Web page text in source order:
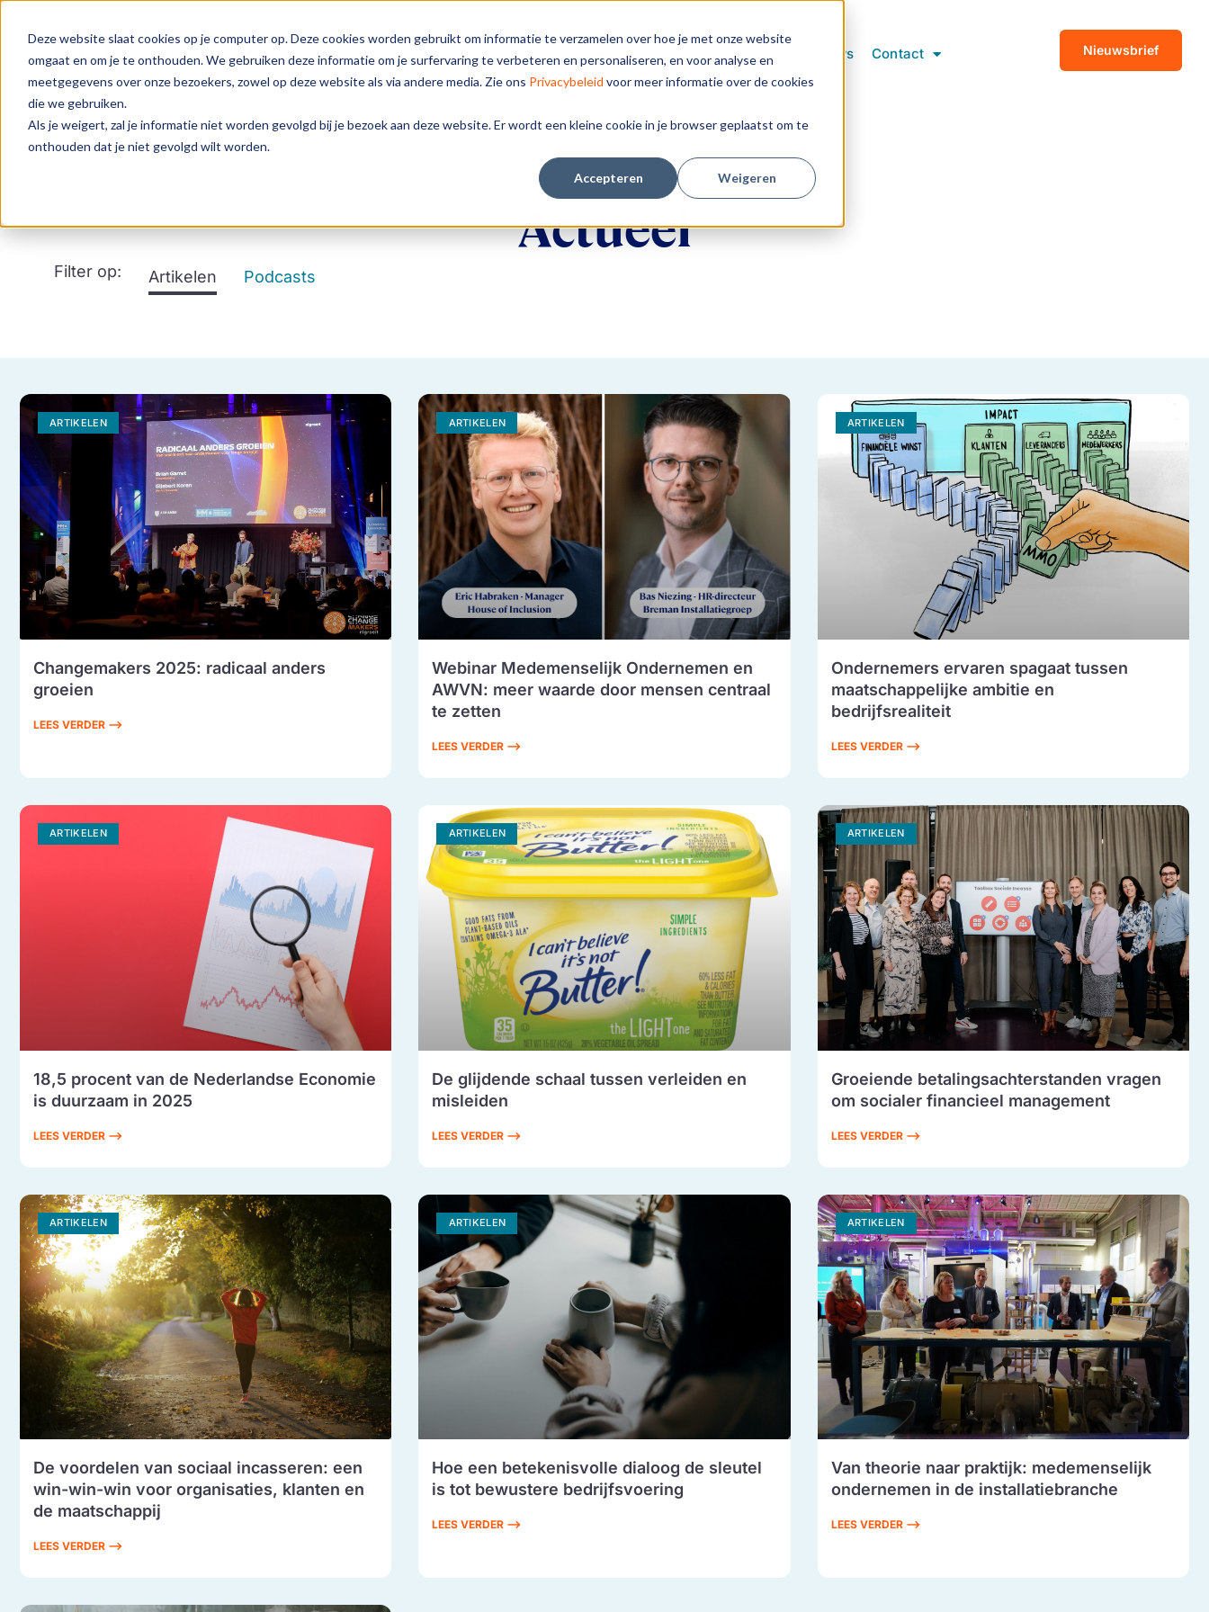
Deze website slaat cookies op je computer op. Deze cookies worden gebruikt om informatie te verzamelen over hoe je met onze website
omgaat en om je te onthouden. We gebruiken deze informatie om je surfervaring te verbeteren en personaliseren, en voor analyse en
meetgegevens over onze bezoekers, zowel op deze website als via andere media. Zie ons Privacybeleid voor meer informatie over de cookies
die we gebruiken.
Als je weigert, zal je informatie niet worden gevolgd bij je bezoek aan deze website. Er wordt een kleine cookie in je browser geplaatst om te
onthouden dat je niet gevolgd wilt worden.
Accepteren Weigeren
Medemenselijk
ondernemen?
Inspiratie Aan de slag Agenda Nieuws Contact Nieuwsbrief
Actueel
Filter op: Artikelen Podcasts
ARTIKELEN
Changemakers 2025: radicaal anders
groeien
LEES VERDER ⟶
ARTIKELEN
Webinar Medemenselijk Ondernemen en
AWVN: meer waarde door mensen centraal
te zetten
LEES VERDER ⟶
ARTIKELEN
Ondernemers ervaren spagaat tussen
maatschappelijke ambitie en
bedrijfsrealiteit
LEES VERDER ⟶
ARTIKELEN
18,5 procent van de Nederlandse Economie
is duurzaam in 2025
LEES VERDER ⟶
ARTIKELEN
De glijdende schaal tussen verleiden en
misleiden
LEES VERDER ⟶
ARTIKELEN
Groeiende betalingsachterstanden vragen
om socialer financieel management
LEES VERDER ⟶
ARTIKELEN
De voordelen van sociaal incasseren: een
win-win-win voor organisaties, klanten en
de maatschappij
LEES VERDER ⟶
ARTIKELEN
Hoe een betekenisvolle dialoog de sleutel
is tot bewustere bedrijfsvoering
LEES VERDER ⟶
ARTIKELEN
Van theorie naar praktijk: medemenselijk
ondernemen in de installatiebranche
LEES VERDER ⟶